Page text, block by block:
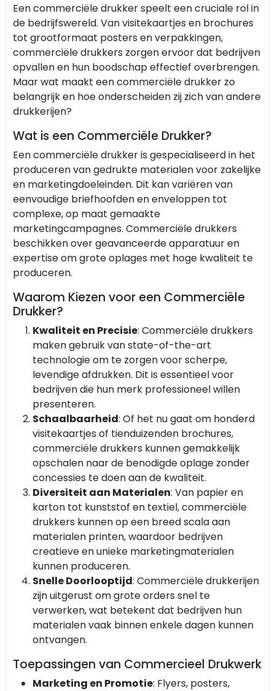
Een commerciële drukker speelt een cruciale rol in
de bedrijfswereld. Van visitekaartjes en brochures
tot grootformaat posters en verpakkingen,
commerciële drukkers zorgen ervoor dat bedrijven
opvallen en hun boodschap effectief overbrengen.
Maar wat maakt een commerciële drukker zo
belangrijk en hoe onderscheiden zij zich van andere
drukkerijen?
Wat is een Commerciële Drukker?
Een commerciële drukker is gespecialiseerd in het
produceren van gedrukte materialen voor zakelijke
en marketingdoeleinden. Dit kan variëren van
eenvoudige briefhoofden en enveloppen tot
complexe, op maat gemaakte
marketingcampagnes. Commerciële drukkers
beschikken over geavanceerde apparatuur en
expertise om grote oplages met hoge kwaliteit te
produceren.
Waarom Kiezen voor een Commerciële
Drukker?
Kwaliteit en Precisie: Commerciële drukkers
maken gebruik van state-of-the-art
technologie om te zorgen voor scherpe,
levendige afdrukken. Dit is essentieel voor
bedrijven die hun merk professioneel willen
presenteren.
Schaalbaarheid: Of het nu gaat om honderd
visitekaartjes of tienduizenden brochures,
commerciële drukkers kunnen gemakkelijk
opschalen naar de benodigde oplage zonder
concessies te doen aan de kwaliteit.
Diversiteit aan Materialen: Van papier en
karton tot kunststof en textiel, commerciële
drukkers kunnen op een breed scala aan
materialen printen, waardoor bedrijven
creatieve en unieke marketingmaterialen
kunnen produceren.
Snelle Doorlooptijd: Commerciële drukkerijen
zijn uitgerust om grote orders snel te
verwerken, wat betekent dat bedrijven hun
materialen vaak binnen enkele dagen kunnen
ontvangen.
Toepassingen van Commercieel Drukwerk
Marketing en Promotie: Flyers, posters,